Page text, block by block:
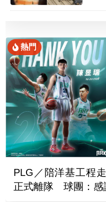
熱門
PLG／陪洋基工程
正式離隊 球團：感